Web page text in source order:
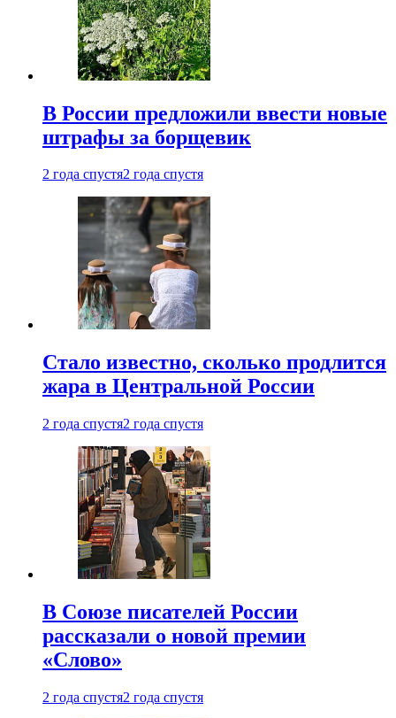
В России предложили ввести новые
штрафы за борщевик
2 года спустя2 года спустя
Стало известно, сколько продлится
жара в Центральной России
2 года спустя2 года спустя
В Союзе писателей России
рассказали о новой премии
«Слово»
2 года спустя2 года спустя